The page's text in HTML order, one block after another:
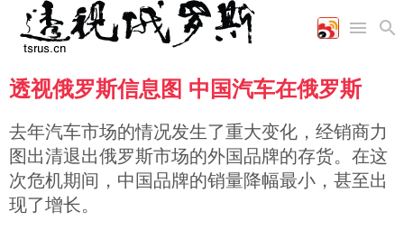
首页
国际
时政
空军
海军
陆军
军事合作
财经
商业
工业
能源
农业
文艺
教育
美食
娱乐
图片新闻
高清图片
漫画
视频
图表
透视俄罗斯信息图 中国汽车在俄罗斯
去年汽车市场的情况发生了重大变化，经销商力
图出清退出俄罗斯市场的外国品牌的存货。在这
次危机期间，中国品牌的销量降幅最小，甚至出
现了增长。